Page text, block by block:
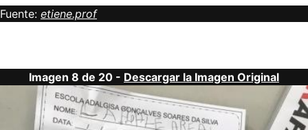
Fuente: etiene.prof
Imagen 8 de 20 - Descargar la Imagen Original